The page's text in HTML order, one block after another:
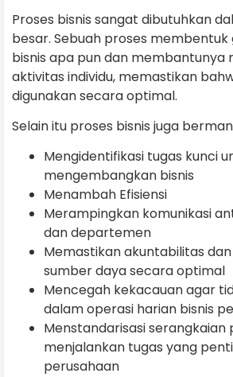
Proses bisnis sangat dibutuhkan
besar. Sebuah proses membentuk
bisnis apa pun dan membantunya
aktivitas individu, memastikan
digunakan secara optimal.
Selain itu proses bisnis juga
Mengidentifikasi tugas kunci
mengembangkan bisnis
Menambah Efisiensi
Merampingkan komunikasi
dan departemen
Memastikan akuntabilitas
sumber daya secara optimal
Mencegah kekacauan agar
dalam operasi harian bisnis
Menstandarisasi serangkaian
menjalankan tugas yang
perusahaan